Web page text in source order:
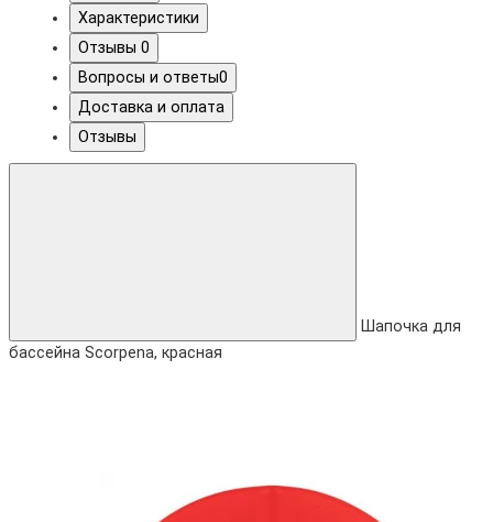
Характеристики
Отзывы 0
Вопросы и ответы0
Доставка и оплата
Отзывы
Шапочка для
бассейна Scorpena, красная